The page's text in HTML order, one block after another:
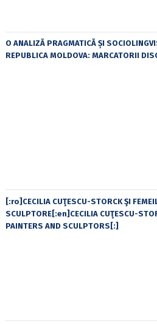
O ANALIZĂ PRAGMATICĂ ȘI
REPUBLICA MOLDOVA: MARCATORII
[:ro]CECILIA CUŢESCU-STORCK ŞI
SCULPTORE[:en]CECILIA CUŢESCU-
PAINTERS AND SCULPTORS[:]